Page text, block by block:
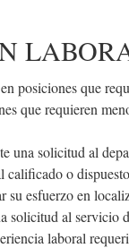
posiciones que
que requieren
una solicitud al
o
su esfuerzo en
solicitud al
laboral